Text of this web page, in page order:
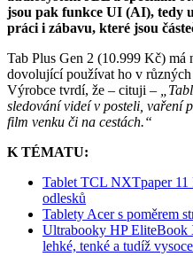
jsou pak funkce UI (AI), tedy
práci i zábavu, které jsou
Tab Plus Gen 2 (10.999 Kč) má
dovolující používat ho v
Výrobce tvrdí, že – cituji –
sledování videí v posteli, vaření
film venku či na cestách.“
K TÉMATU:
Tablet TCL NXTpaper 11
odlesků
Tablety Acer s poměrem
Ultrabooky HP
lehké, tenké a tudíž